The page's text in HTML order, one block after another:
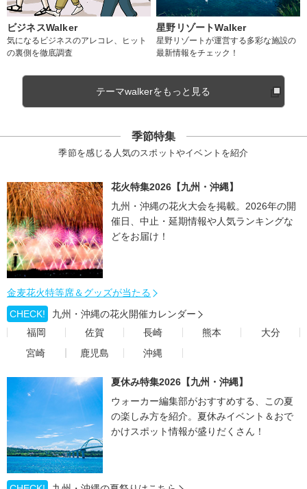
ビジネスWalker
気になるビジネスのアレコレ、ヒット
の裏側を徹底調査
星野リゾートWalker
星野リゾートが運営する多彩な施設の
最新情報をチェック！
テーマwalkerをもっと見る
季節特集
季節を感じる人気のスポットやイベントを紹介
花火特集2026【九州・沖縄】
九州・沖縄の花火大会を掲載。2026年の開
催日、中止・延期情報や人気ランキングな
どをお届け！
金麦花火特等席＆グッズが当たる
CHECK!
九州・沖縄の花火開催カレンダー
福岡
佐賀 長崎 熊本
大分
宮崎
鹿児島 沖縄
夏休み特集2026【九州・沖縄】
ウォーカー編集部がおすすめする、この夏
の楽しみ方を紹介。夏休みイベント＆おで
かけスポット情報が盛りだくさん！